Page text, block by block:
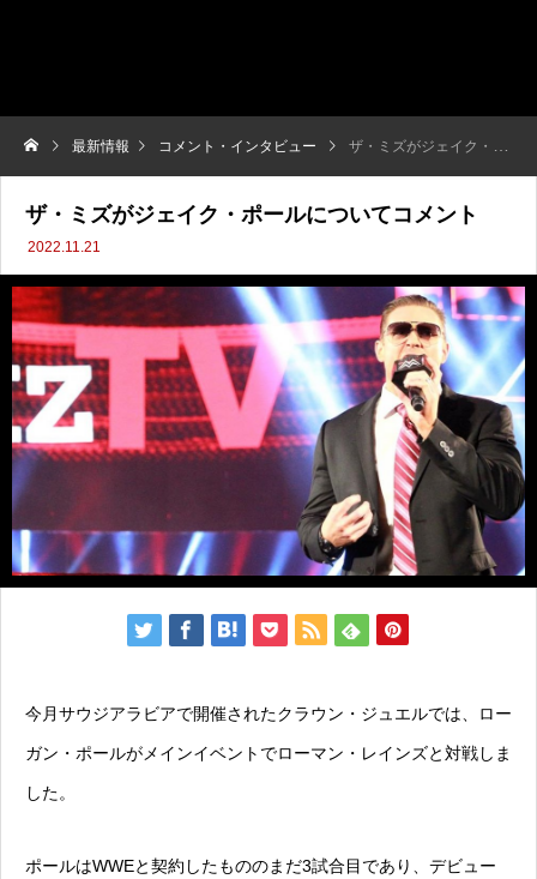
最新情報 コメント・インタビュー ザ・ミズがジェイク・ポールについてコメント
ザ・ミズがジェイク・ポールについてコメント
2022.11.21
今月サウジアラビアで開催されたクラウン・ジュエルでは、ロー
ガン・ポールがメインイベントでローマン・レインズと対戦しま
した。
ポールはWWEと契約したもののまだ3試合目であり、デビュー